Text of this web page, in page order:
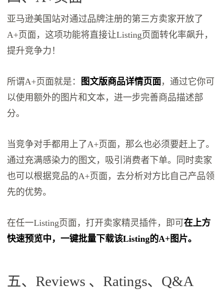
亚马逊美国站对通过品牌注册的第三方卖家开放了
A+页面，这项功能将直接让Listing页面转化率飙升，
提升竞争力！
所谓A+页面就是： 图文版商品详情页面，通过它你可
以使用额外的图片和文本，进一步完善商品描述部
分。
当竞争对手都用上了A+页面，那么也必须要赶上了。
通过充满感染力的图文，吸引消费者下单。同时卖家
也可以根据竞品的A+页面，去分析对方比自己产品领
先的优势。
在任一Listing页面，打开卖家精灵插件，即可在上方
快速预览中，一键批量下载该Listing的A+图片。
五、Reviews 、Ratings、Q&A